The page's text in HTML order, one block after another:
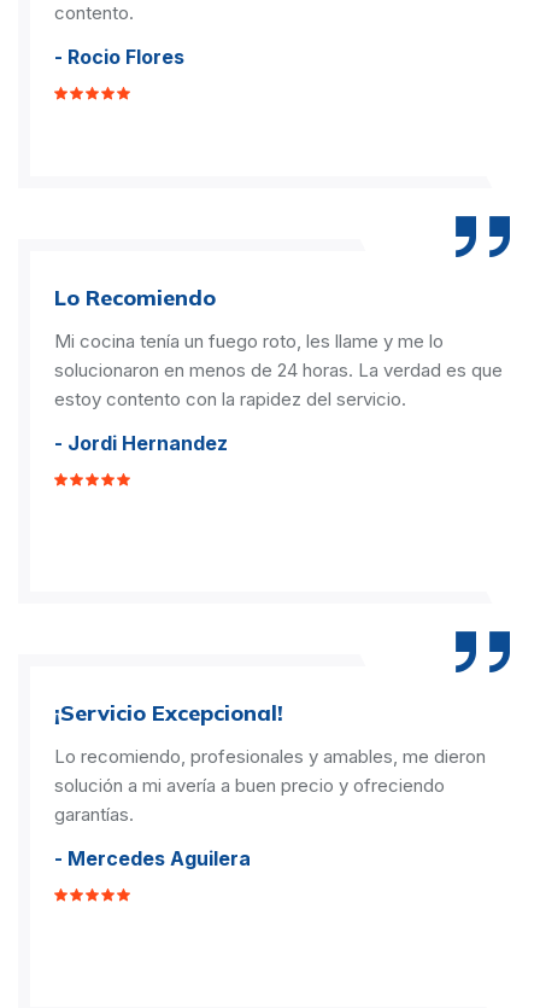
contento.
- Rocio Flores
Lo Recomiendo
Mi cocina tenía un fuego roto, les llame y me lo
solucionaron en menos de 24 horas. La verdad es que
estoy contento con la rapidez del servicio.
- Jordi Hernandez
¡Servicio Excepcional!
Lo recomiendo, profesionales y amables, me dieron
solución a mi avería a buen precio y ofreciendo
garantías.
- Mercedes Aguilera